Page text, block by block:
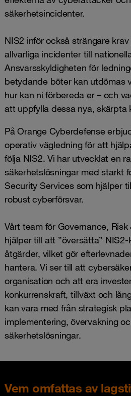
säkerhetsincidenter.
NIS2 inför också strängare
allvarliga incidenter till
Ansvarsskyldigheten för
betydande böter kan utdömas
hur kan ni förbereda er – och
att uppfylla dessa nya, skärpta
På Orange Cyberdefense
operativ vägledning för att
följa NIS2. Vi har utvecklat en
säkerhetslösningar med starkt
Security Services som hjälper
robust cyberförsvar.
Vårt team för Governance, Risk
hjälper till att ”översätta”
åtgärder, vilket gör
hantera. Vi ser till att
organisation och att era
konkurrenskraft, tillväxt och
kan vara med från strategisk
implementering, övervakning
säkerhetslösningar.
Vem omfattas av